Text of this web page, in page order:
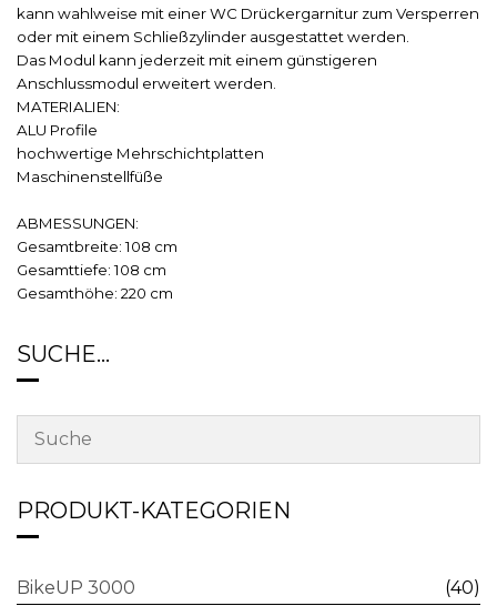
kann wahlweise mit einer WC Drückergarnitur zum Versperren
oder mit einem Schließzylinder ausgestattet werden.
Das Modul kann jederzeit mit einem günstigeren
Anschlussmodul erweitert werden.
MATERIALIEN:
ALU Profile
hochwertige Mehrschichtplatten
Maschinenstellfüße
ABMESSUNGEN:
Gesamtbreite: 108 cm
Gesamttiefe: 108 cm
Gesamthöhe: 220 cm
SUCHE…
PRODUKT-KATEGORIEN
BikeUP 3000 (40)